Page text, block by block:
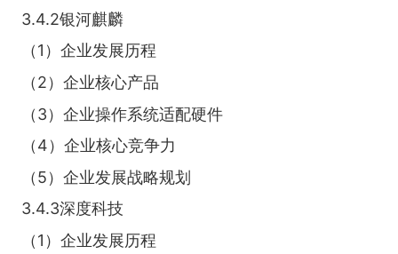
3.4.2银河麒麟
（1）企业发展历程
（2）企业核心产品
（3）企业操作系统适配硬件
（4）企业核心竞争力
（5）企业发展战略规划
3.4.3深度科技
（1）企业发展历程